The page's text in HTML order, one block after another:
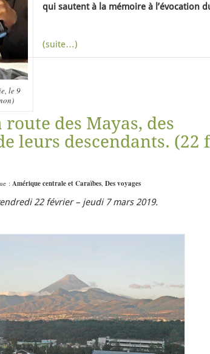
le 9
qui sautent à la mémoire à l’évocation
(suite…)
des Mayas, des
leurs descendants. (22
: Amérique centrale et Caraïbes, Des voyages
22 février – jeudi 7 mars 2019.